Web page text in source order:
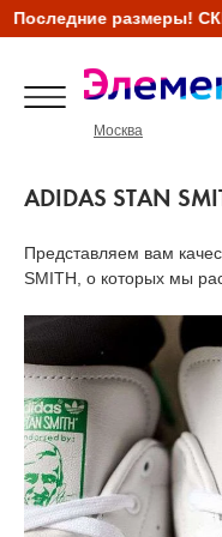
размеры!
Москва
ADIDAS STAN
Представляем вам
SMITH, о которых мы